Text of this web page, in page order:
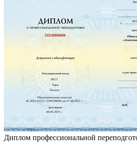
Диплом профессиональной